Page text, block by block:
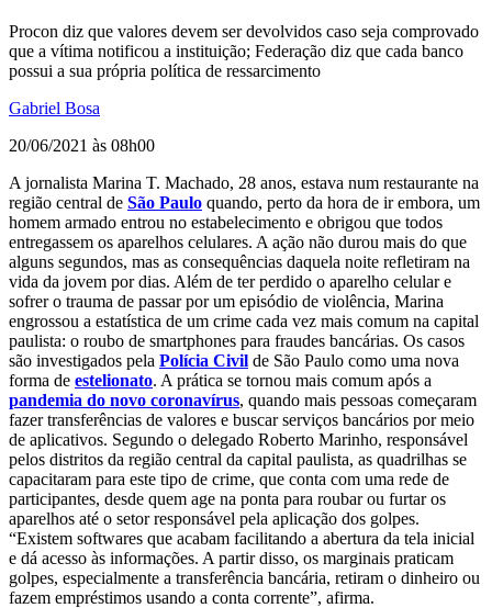
Procon diz que valores devem ser devolvidos caso seja comprovado
que a vítima notificou a instituição; Federação diz que cada banco
possui a sua própria política de ressarcimento
Gabriel Bosa
20/06/2021 às 08h00
A jornalista Marina T. Machado, 28 anos, estava num restaurante na
região central de São Paulo quando, perto da hora de ir embora, um
homem armado entrou no estabelecimento e obrigou que todos
entregassem os aparelhos celulares. A ação não durou mais do que
alguns segundos, mas as consequências daquela noite refletiram na
vida da jovem por dias. Além de ter perdido o aparelho celular e
sofrer o trauma de passar por um episódio de violência, Marina
engrossou a estatística de um crime cada vez mais comum na capital
paulista: o roubo de smartphones para fraudes bancárias. Os casos
são investigados pela Polícia Civil de São Paulo como uma nova
forma de estelionato. A prática se tornou mais comum após a
pandemia do novo coronavírus, quando mais pessoas começaram
fazer transferências de valores e buscar serviços bancários por meio
de aplicativos. Segundo o delegado Roberto Marinho, responsável
pelos distritos da região central da capital paulista, as quadrilhas se
capacitaram para este tipo de crime, que conta com uma rede de
participantes, desde quem age na ponta para roubar ou furtar os
aparelhos até o setor responsável pela aplicação dos golpes.
“Existem softwares que acabam facilitando a abertura da tela inicial
e dá acesso às informações. A partir disso, os marginais praticam
golpes, especialmente a transferência bancária, retiram o dinheiro ou
fazem empréstimos usando a conta corrente”, afirma.